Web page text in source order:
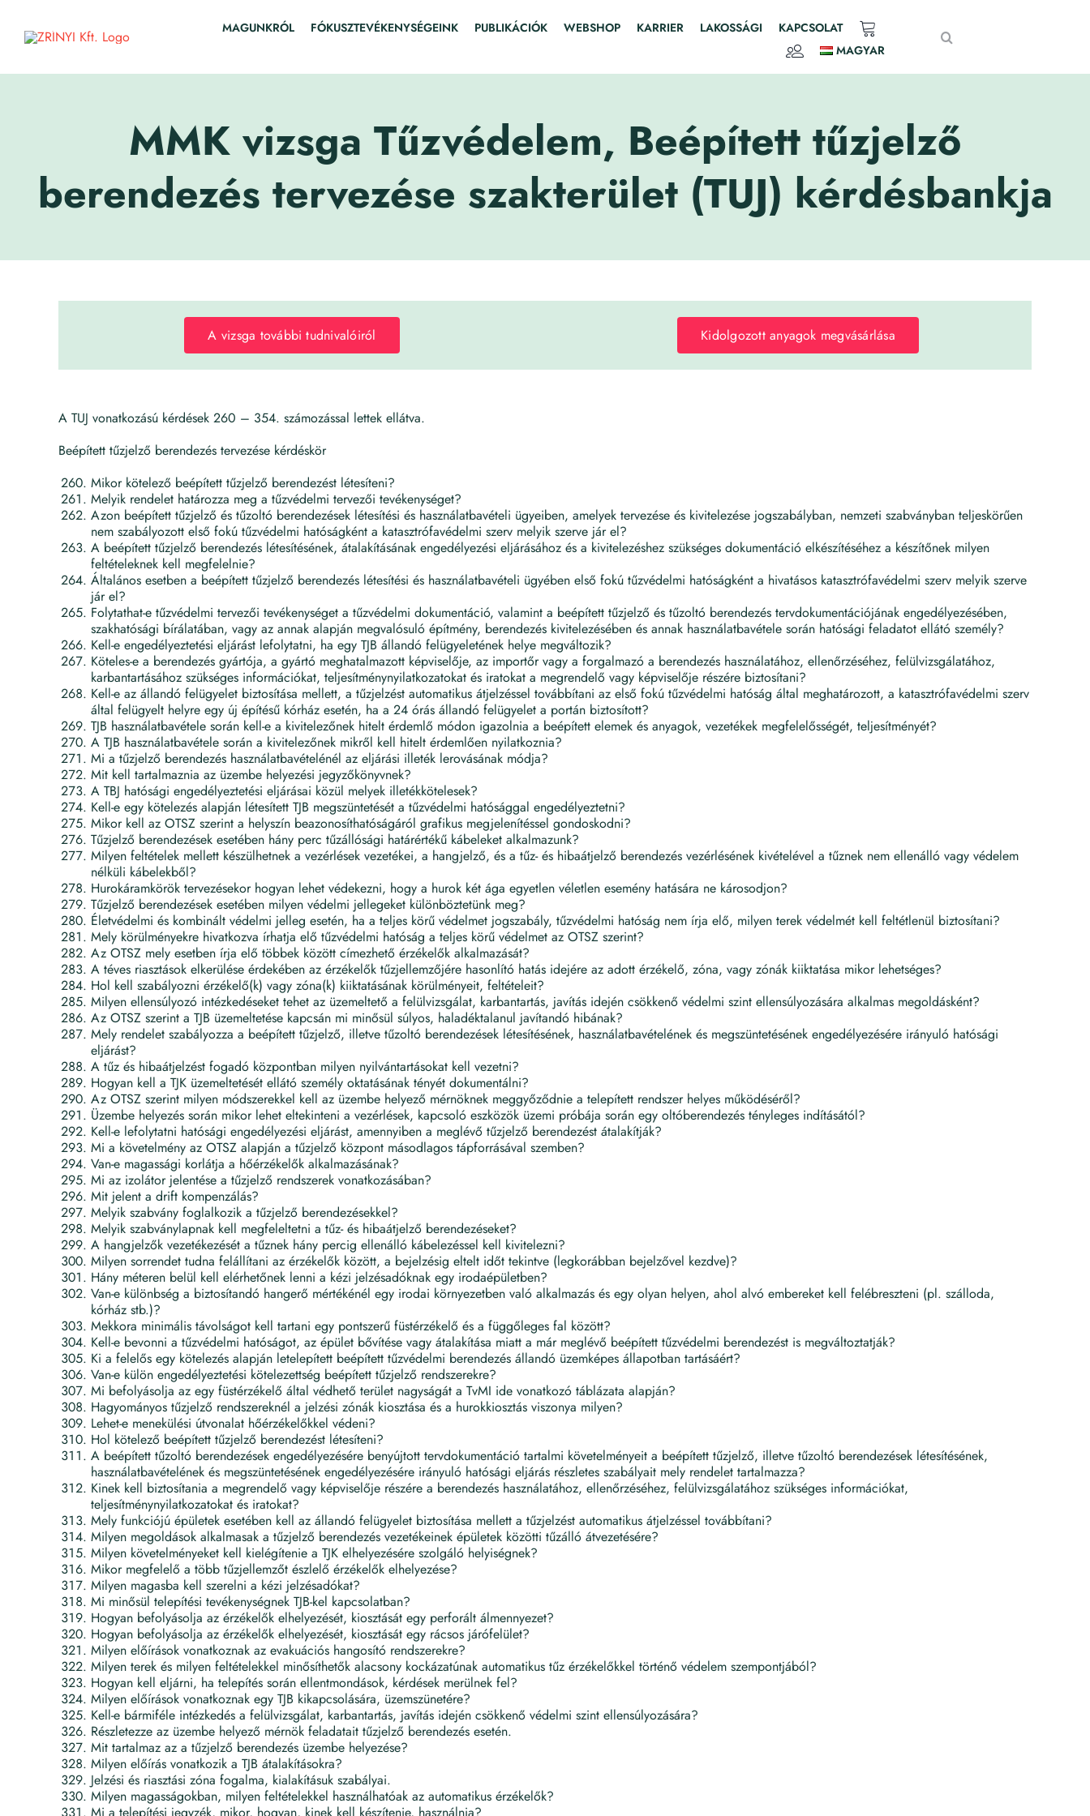
content
MAGUNKRÓL FÓKUSZTEVÉKENYSÉGEINK PUBLIKÁCIÓK WEBSHOP KARRIER LAKOSSÁGI
KAPCSOLAT
MAGYAR
for:
MMK vizsga Tűzvédelem, Beépített tűzjelző
berendezés tervezése szakterület (TUJ) kérdésbankja
A vizsga további tudnivalóiról Kidolgozott anyagok megvásárlása
A TUJ vonatkozású kérdések 260 – 354. számozással lettek ellátva.
Beépített tűzjelző berendezés tervezése kérdéskör
Mikor kötelező beépített tűzjelző berendezést létesíteni?
Melyik rendelet határozza meg a tűzvédelmi tervezői tevékenységet?
Azon beépített tűzjelző és tűzoltó berendezések létesítési és használatbavételi ügyeiben, amelyek tervezése és kivitelezése jogszabályban, nemzeti szabványban teljeskörűen
nem szabályozott első fokú tűzvédelmi hatóságként a katasztrófavédelmi szerv melyik szerve jár el?
A beépített tűzjelző berendezés létesítésének, átalakításának engedélyezési eljárásához és a kivitelezéshez szükséges dokumentáció elkészítéséhez a készítőnek milyen
feltételeknek kell megfelelnie?
Általános esetben a beépített tűzjelző berendezés létesítési és használatbavételi ügyében első fokú tűzvédelmi hatóságként a hivatásos katasztrófavédelmi szerv melyik szerve
jár el?
Folytathat-e tűzvédelmi tervezői tevékenységet a tűzvédelmi dokumentáció, valamint a beépített tűzjelző és tűzoltó berendezés tervdokumentációjának engedélyezésében,
szakhatósági bírálatában, vagy az annak alapján megvalósuló építmény, berendezés kivitelezésében és annak használatbavétele során hatósági feladatot ellátó személy?
Kell-e engedélyeztetési eljárást lefolytatni, ha egy TJB állandó felügyeletének helye megváltozik?
Köteles-e a berendezés gyártója, a gyártó meghatalmazott képviselője, az importőr vagy a forgalmazó a berendezés használatához, ellenőrzéséhez, felülvizsgálatához,
karbantartásához szükséges információkat, teljesítménynyilatkozatokat és iratokat a megrendelő vagy képviselője részére biztosítani?
Kell-e az állandó felügyelet biztosítása mellett, a tűzjelzést automatikus átjelzéssel továbbítani az első fokú tűzvédelmi hatóság által meghatározott, a katasztrófavédelmi szerv
által felügyelt helyre egy új építésű kórház esetén, ha a 24 órás állandó felügyelet a portán biztosított?
TJB használatbavétele során kell-e a kivitelezőnek hitelt érdemlő módon igazolnia a beépített elemek és anyagok, vezetékek megfelelősségét, teljesítményét?
A TJB használatbavétele során a kivitelezőnek mikről kell hitelt érdemlően nyilatkoznia?
Mi a tűzjelző berendezés használatbavételénél az eljárási illeték lerovásának módja?
Mit kell tartalmaznia az üzembe helyezési jegyzőkönyvnek?
A TBJ hatósági engedélyeztetési eljárásai közül melyek illetékkötelesek?
Kell-e egy kötelezés alapján létesített TJB megszüntetését a tűzvédelmi hatósággal engedélyeztetni?
Mikor kell az OTSZ szerint a helyszín beazonosíthatóságáról grafikus megjelenítéssel gondoskodni?
Tűzjelző berendezések esetében hány perc tűzállósági határértékű kábeleket alkalmazunk?
Milyen feltételek mellett készülhetnek a vezérlések vezetékei, a hangjelző, és a tűz- és hibaátjelző berendezés vezérlésének kivételével a tűznek nem ellenálló vagy védelem
nélküli kábelekből?
Hurokáramkörök tervezésekor hogyan lehet védekezni, hogy a hurok két ága egyetlen véletlen esemény hatására ne károsodjon?
Tűzjelző berendezések esetében milyen védelmi jellegeket különböztetünk meg?
Életvédelmi és kombinált védelmi jelleg esetén, ha a teljes körű védelmet jogszabály, tűzvédelmi hatóság nem írja elő, milyen terek védelmét kell feltétlenül biztosítani?
Mely körülményekre hivatkozva írhatja elő tűzvédelmi hatóság a teljes körű védelmet az OTSZ szerint?
Az OTSZ mely esetben írja elő többek között címezhető érzékelők alkalmazását?
A téves riasztások elkerülése érdekében az érzékelők tűzjellemzőjére hasonlító hatás idejére az adott érzékelő, zóna, vagy zónák kiiktatása mikor lehetséges?
Hol kell szabályozni érzékelő(k) vagy zóna(k) kiiktatásának körülményeit, feltételeit?
Milyen ellensúlyozó intézkedéseket tehet az üzemeltető a felülvizsgálat, karbantartás, javítás idején csökkenő védelmi szint ellensúlyozására alkalmas megoldásként?
Az OTSZ szerint a TJB üzemeltetése kapcsán mi minősül súlyos, haladéktalanul javítandó hibának?
Mely rendelet szabályozza a beépített tűzjelző, illetve tűzoltó berendezések létesítésének, használatbavételének és megszüntetésének engedélyezésére irányuló hatósági
eljárást?
A tűz és hibaátjelzést fogadó központban milyen nyilvántartásokat kell vezetni?
Hogyan kell a TJK üzemeltetését ellátó személy oktatásának tényét dokumentálni?
Az OTSZ szerint milyen módszerekkel kell az üzembe helyező mérnöknek meggyőződnie a telepített rendszer helyes működéséről?
Üzembe helyezés során mikor lehet eltekinteni a vezérlések, kapcsoló eszközök üzemi próbája során egy oltóberendezés tényleges indításától?
Kell-e lefolytatni hatósági engedélyezési eljárást, amennyiben a meglévő tűzjelző berendezést átalakítják?
Mi a követelmény az OTSZ alapján a tűzjelző központ másodlagos tápforrásával szemben?
Van-e magassági korlátja a hőérzékelők alkalmazásának?
Mi az izolátor jelentése a tűzjelző rendszerek vonatkozásában?
Mit jelent a drift kompenzálás?
Melyik szabvány foglalkozik a tűzjelző berendezésekkel?
Melyik szabványlapnak kell megfeleltetni a tűz- és hibaátjelző berendezéseket?
A hangjelzők vezetékezését a tűznek hány percig ellenálló kábelezéssel kell kivitelezni?
Milyen sorrendet tudna felállítani az érzékelők között, a bejelzésig eltelt időt tekintve (legkorábban bejelzővel kezdve)?
Hány méteren belül kell elérhetőnek lenni a kézi jelzésadóknak egy irodaépületben?
Van-e különbség a biztosítandó hangerő mértékénél egy irodai környezetben való alkalmazás és egy olyan helyen, ahol alvó embereket kell felébreszteni (pl. szálloda,
kórház stb.)?
Mekkora minimális távolságot kell tartani egy pontszerű füstérzékelő és a függőleges fal között?
Kell-e bevonni a tűzvédelmi hatóságot, az épület bővítése vagy átalakítása miatt a már meglévő beépített tűzvédelmi berendezést is megváltoztatják?
Ki a felelős egy kötelezés alapján letelepített beépített tűzvédelmi berendezés állandó üzemképes állapotban tartásáért?
Van-e külön engedélyeztetési kötelezettség beépített tűzjelző rendszerekre?
Mi befolyásolja az egy füstérzékelő által védhető terület nagyságát a TvMI ide vonatkozó táblázata alapján?
Hagyományos tűzjelző rendszereknél a jelzési zónák kiosztása és a hurokkiosztás viszonya milyen?
Lehet-e menekülési útvonalat hőérzékelőkkel védeni?
Hol kötelező beépített tűzjelző berendezést létesíteni?
A beépített tűzoltó berendezések engedélyezésére benyújtott tervdokumentáció tartalmi követelményeit a beépített tűzjelző, illetve tűzoltó berendezések létesítésének,
használatbavételének és megszüntetésének engedélyezésére irányuló hatósági eljárás részletes szabályait mely rendelet tartalmazza?
Kinek kell biztosítania a megrendelő vagy képviselője részére a berendezés használatához, ellenőrzéséhez, felülvizsgálatához szükséges információkat,
teljesítménynyilatkozatokat és iratokat?
Mely funkciójú épületek esetében kell az állandó felügyelet biztosítása mellett a tűzjelzést automatikus átjelzéssel továbbítani?
Milyen megoldások alkalmasak a tűzjelző berendezés vezetékeinek épületek közötti tűzálló átvezetésére?
Milyen követelményeket kell kielégítenie a TJK elhelyezésére szolgáló helyiségnek?
Mikor megfelelő a több tűzjellemzőt észlelő érzékelők elhelyezése?
Milyen magasba kell szerelni a kézi jelzésadókat?
Mi minősül telepítési tevékenységnek TJB-kel kapcsolatban?
Hogyan befolyásolja az érzékelők elhelyezését, kiosztását egy perforált álmennyezet?
Hogyan befolyásolja az érzékelők elhelyezését, kiosztását egy rácsos járófelület?
Milyen előírások vonatkoznak az evakuációs hangosító rendszerekre?
Milyen terek és milyen feltételekkel minősíthetők alacsony kockázatúnak automatikus tűz érzékelőkkel történő védelem szempontjából?
Hogyan kell eljárni, ha telepítés során ellentmondások, kérdések merülnek fel?
Milyen előírások vonatkoznak egy TJB kikapcsolására, üzemszünetére?
Kell-e bármiféle intézkedés a felülvizsgálat, karbantartás, javítás idején csökkenő védelmi szint ellensúlyozására?
Részletezze az üzembe helyező mérnök feladatait tűzjelző berendezés esetén.
Mit tartalmaz az a tűzjelző berendezés üzembe helyezése?
Milyen előírás vonatkozik a TJB átalakításokra?
Jelzési és riasztási zóna fogalma, kialakításuk szabályai.
Milyen magasságokban, milyen feltételekkel használhatóak az automatikus érzékelők?